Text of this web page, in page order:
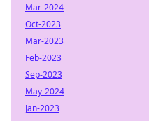
Mar-2024
Oct-2023
Mar-2023
Feb-2023
Sep-2023
May-2024
Jan-2023